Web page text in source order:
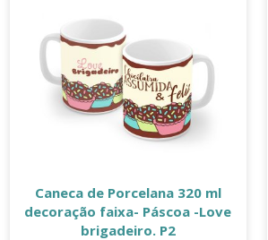
Caneca de Porcelana 320 ml
decoração faixa- Páscoa -Love
brigadeiro. P2